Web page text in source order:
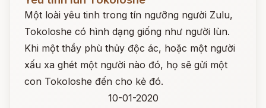
Một loài yêu tinh trong tín ngưỡng người Zulu,
Tokoloshe có hình dạng giống như người lùn.
Khi một thầy phù thủy độc ác, hoặc một người
xấu xa ghét một người nào đó, họ sẽ gửi một
con Tokoloshe đến cho kẻ đó.
10-01-2020